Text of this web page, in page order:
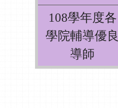
108學年度各
學院輔導優良
導師